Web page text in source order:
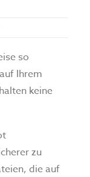
so
Ihrem
keine
zu
die auf